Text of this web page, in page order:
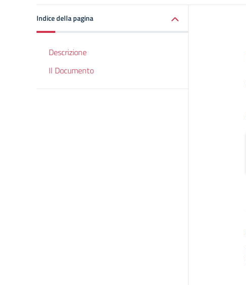
Indice della pagina
Descrizione
Il Documento